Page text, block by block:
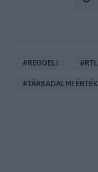
#REGGELI #RTL
#TÁRSADALMI ÉRTÉK